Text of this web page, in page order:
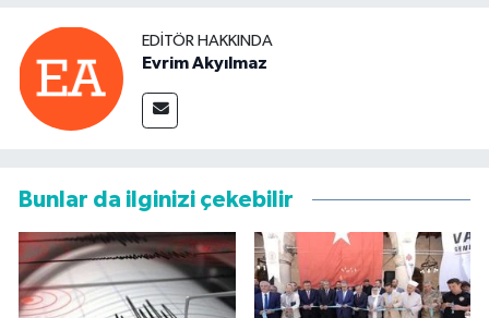
EDITÖR HAKKINDA
Evrim Akyılmaz
Bunlar da ilginizi çekebilir